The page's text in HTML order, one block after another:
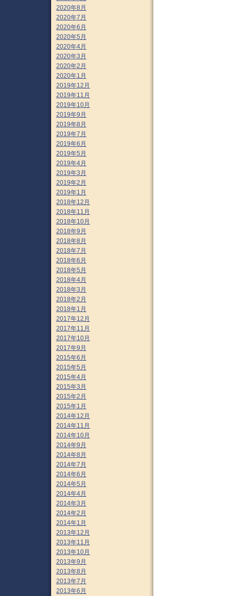
2020年8月
2020年7月
2020年6月
2020年5月
2020年4月
2020年3月
2020年2月
2020年1月
2019年12月
2019年11月
2019年10月
2019年9月
2019年8月
2019年7月
2019年6月
2019年5月
2019年4月
2019年3月
2019年2月
2019年1月
2018年12月
2018年11月
2018年10月
2018年9月
2018年8月
2018年7月
2018年6月
2018年5月
2018年4月
2018年3月
2018年2月
2018年1月
2017年12月
2017年11月
2017年10月
2017年9月
2015年6月
2015年5月
2015年4月
2015年3月
2015年2月
2015年1月
2014年12月
2014年11月
2014年10月
2014年9月
2014年8月
2014年7月
2014年6月
2014年5月
2014年4月
2014年3月
2014年2月
2014年1月
2013年12月
2013年11月
2013年10月
2013年9月
2013年8月
2013年7月
2013年6月